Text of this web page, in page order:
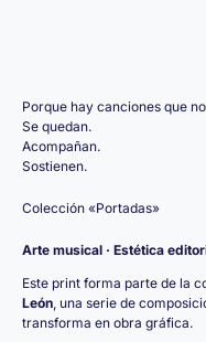
Porque hay canciones que
Se quedan.
Acompañan.
Sostienen.
Colección «Portadas»
Arte musical · Estética
Este print forma parte de la
León, una serie de
transforma en obra gráfica.